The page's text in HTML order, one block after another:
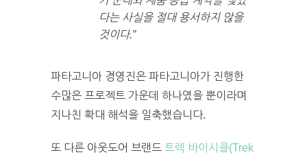
다는 사실을 절대 용서하지 않을
것이다.”
파타고니아 경영진은 파타고니아가 진행한
수많은 프로젝트 가운데 하나였을 뿐이라며
지나친 확대 해석을 일축했습니다.
또 다른 아웃도어 브랜드 트렉 바이시클(Trek